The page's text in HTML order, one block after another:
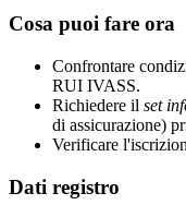
Cosa puoi fare ora
Confrontare
RUI IVASS.
Richiedere il set
di assicurazione)
Verificare
Dati registro